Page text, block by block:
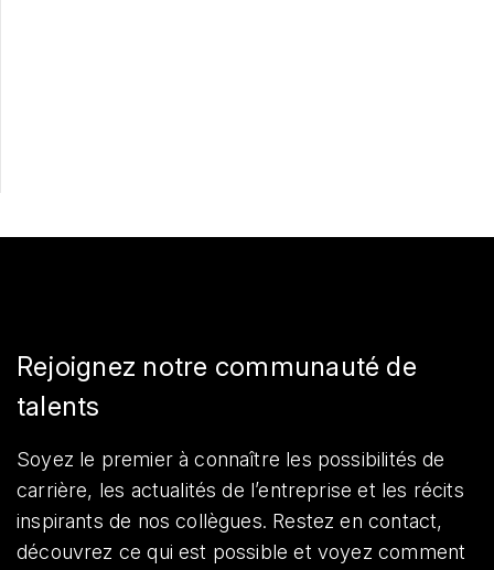
Rejoignez notre communauté de
talents
Soyez le premier à connaître les possibilités de
carrière, les actualités de l’entreprise et les récits
inspirants de nos collègues. Restez en contact,
découvrez ce qui est possible et voyez comment